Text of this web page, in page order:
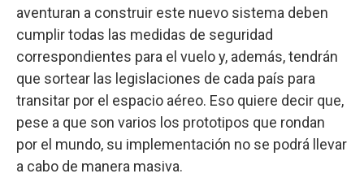
aventuran a construir este nuevo sistema deben
cumplir todas las medidas de seguridad
correspondientes para el vuelo y, además, tendrán
que sortear las legislaciones de cada país para
transitar por el espacio aéreo. Eso quiere decir que,
pese a que son varios los prototipos que rondan
por el mundo, su implementación no se podrá llevar
a cabo de manera masiva.